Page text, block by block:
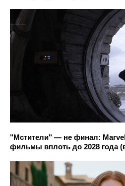
"Мстители" — не финал:
фильмы вплоть до 2028 года